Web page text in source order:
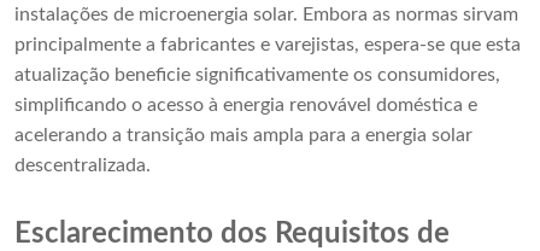
instalações de microenergia solar. Embora as normas sirvam
principalmente a fabricantes e varejistas, espera-se que esta
atualização beneficie significativamente os consumidores,
simplificando o acesso à energia renovável doméstica e
acelerando a transição mais ampla para a energia solar
descentralizada.
Esclarecimento dos Requisitos de